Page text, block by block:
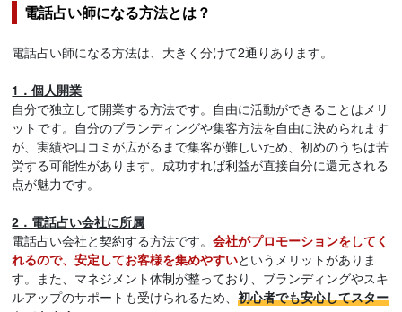
電話占い師になる方法とは？
電話占い師になる方法は、大きく分けて2通りあります。
1．個人開業
自分で独立して開業する方法です。自由に活動ができることはメリ
ットです。自分のブランディングや集客方法を自由に決められます
が、実績や口コミが広がるまで集客が難しいため、初めのうちは苦
労する可能性があります。成功すれば利益が直接自分に還元される
点が魅力です。
2．電話占い会社に所属
電話占い会社と契約する方法です。会社がプロモーションをしてく
れるので、安定してお客様を集めやすいというメリットがありま
す。また、マネジメント体制が整っており、ブランディングやスキ
ルアップのサポートも受けられるため、初心者でも安心してスター